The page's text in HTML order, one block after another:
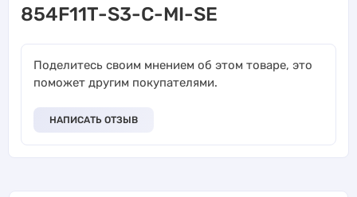
854F11T-S3-C-MI-SE
Поделитесь своим мнением об этом товаре, это
поможет другим покупателями.
НАПИСАТЬ ОТЗЫВ